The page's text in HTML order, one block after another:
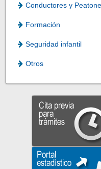
Conductores y
Formación
Seguridad infantil
Otros